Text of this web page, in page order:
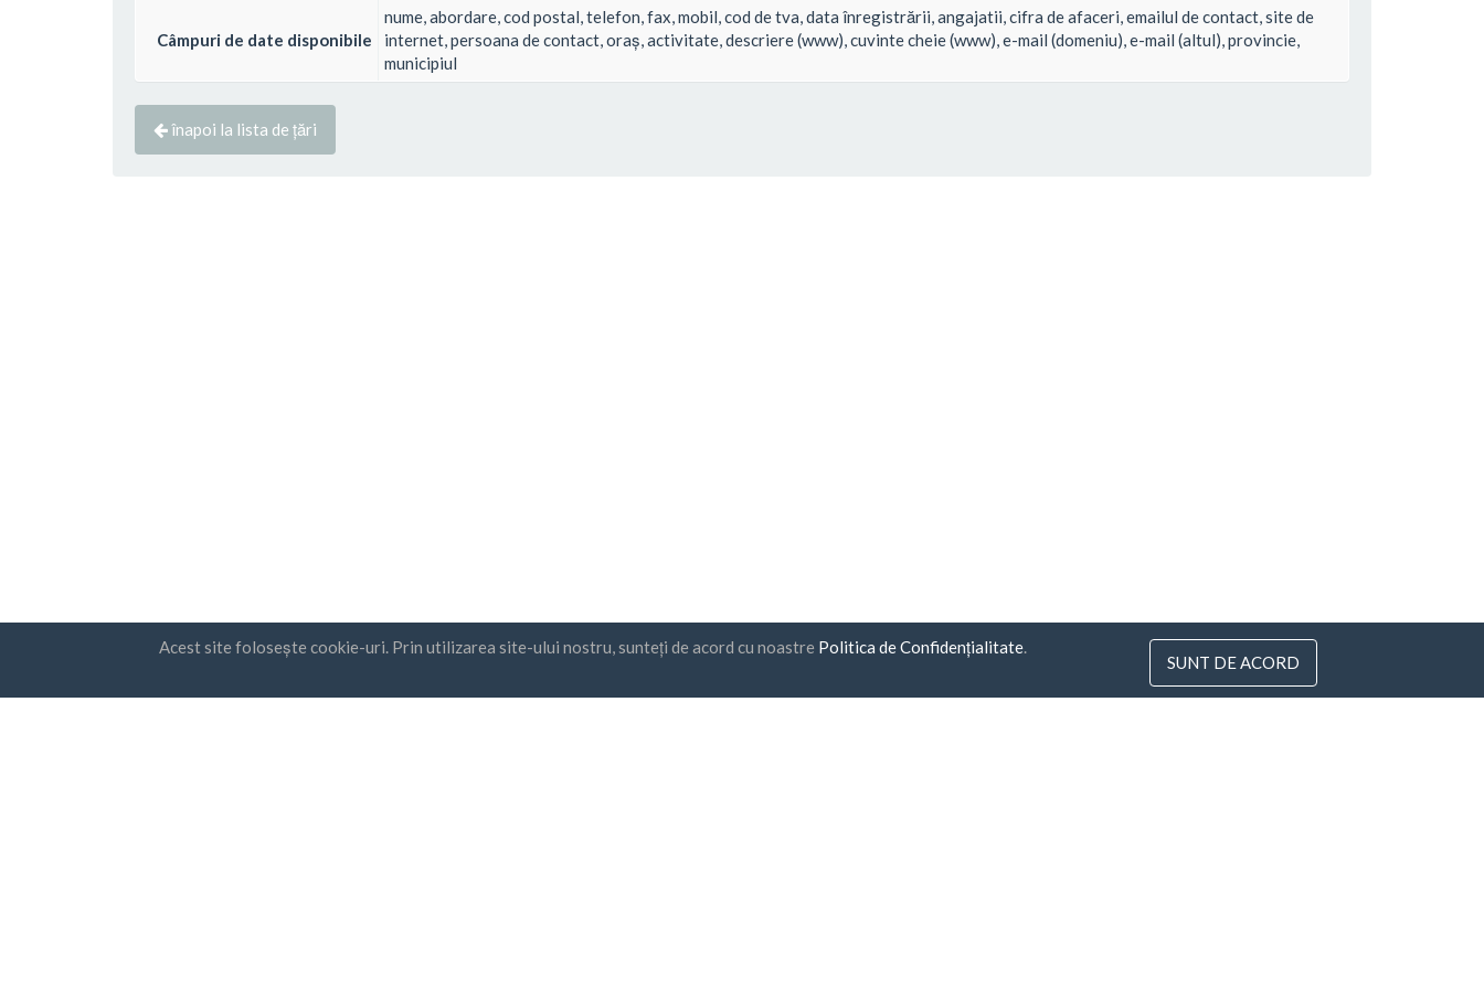
Câmpuri de date disponibile
nume, abordare, cod postal, telefon, fax, mobil, cod de tva, data înregistrării, angajatii, cifra de afaceri, emailul de contact, site de
internet, persoana de contact, oraș, activitate, descriere (www), cuvinte cheie (www), e-mail (domeniu), e-mail (altul), provincie,
municipiul
înapoi la lista de țări
Acest site folosește cookie-uri. Prin utilizarea site-ului nostru, sunteți de acord cu noastre Politica de Confidențialitate.
SUNT DE ACORD